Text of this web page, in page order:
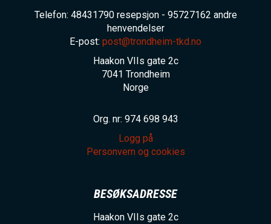
Telefon: 48431790 resepsjon - 95727162 andre
henvendelser
E-post: post@trondheim-tkd.no
Haakon VIIs gate 2c
7041 Trondheim
Norge
Org. nr: 974 698 943
Logg på
Personvern og cookies
BESØKSADRESSE
Haakon VIIs gate 2c